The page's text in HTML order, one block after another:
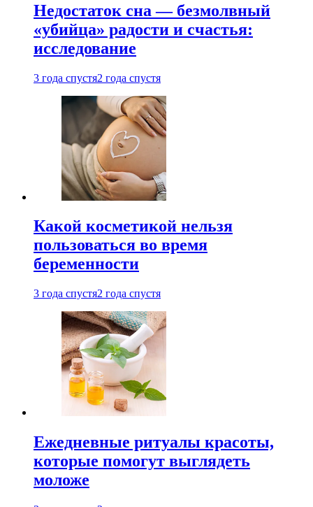
Недостаток сна — безмолвный
«убийца» радости и счастья:
исследование
3 года спустя2 года спустя
Какой косметикой нельзя
пользоваться во время
беременности
3 года спустя2 года спустя
Ежедневные ритуалы красоты,
которые помогут выглядеть
моложе